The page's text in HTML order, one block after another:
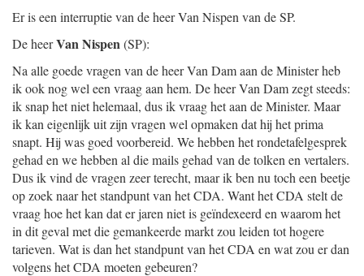
Er is een interruptie van de heer Van Nispen van de SP.
De heerVan Nispen(SP):
Na alle goede vragen van de heer Van Dam aan de Minister heb
ik ook nog wel een vraag aan hem. De heer Van Dam zegt steeds:
ik snap het niet helemaal, dus ik vraag het aan de Minister. Maar
ik kan eigenlijk uit zijn vragen wel opmaken dat hij het prima
snapt. Hij was goed voorbereid. We hebben het rondetafelgesprek
gehad en we hebben al die mails gehad van de tolken en vertalers.
Dus ik vind de vragen zeer terecht, maar ik ben nu toch een beetje
op zoek naar het standpunt van het CDA. Want het CDA stelt de
vraag hoe het kan dat er jaren niet is geïndexeerd en waarom het
in dit geval met die gemankeerde markt zou leiden tot hogere
tarieven. Wat is dan het standpunt van het CDA en wat zou er dan
volgens het CDA moeten gebeuren?